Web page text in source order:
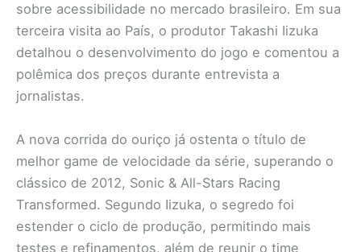
sobre acessibilidade no mercado brasileiro. Em sua
terceira visita ao País, o produtor Takashi Iizuka
detalhou o desenvolvimento do jogo e comentou a
polêmica dos preços durante entrevista a
jornalistas.
A nova corrida do ouriço já ostenta o título de
melhor game de velocidade da série, superando o
clássico de 2012, Sonic & All-Stars Racing
Transformed. Segundo Iizuka, o segredo foi
estender o ciclo de produção, permitindo mais
testes e refinamentos, além de reunir o time